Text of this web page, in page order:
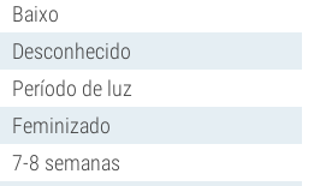
Baixo
Desconhecido
Período de luz
Feminizado
7-8 semanas